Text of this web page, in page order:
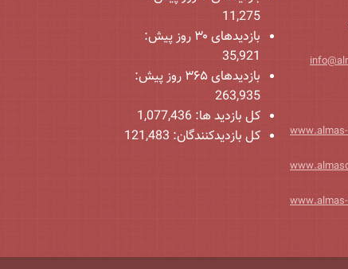
11,275
بازدیدهای ۳۰ روز پیش:
35,921
بازدیدهای ۳۶۵ روز پیش:
263,935
کل بازدید ها: 1,077,436
کل بازدیدکنند‌گان: 121,483